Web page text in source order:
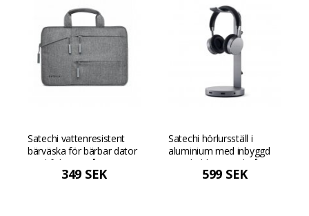
Satechi vattenresistent
bärväska för bärbar dator
med fickor - Grå
349 SEK
Satechi hörlursställ i
aluminium med inbyggd
USB-hubb - Rymdgrå
599 SEK